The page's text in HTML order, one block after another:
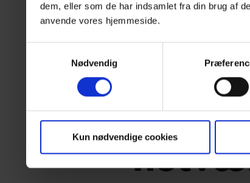
dem, eller som de har indsamlet fra din brug af
anvende vores hjemmeside.
Nødvendig
Kun nødvendige cookies
En